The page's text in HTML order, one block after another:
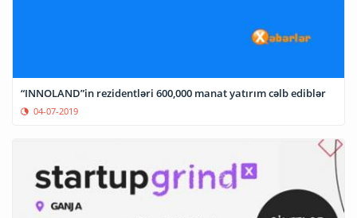
“INNOLAND”in rezidentləri 600,000 manat yatırım cəlb ediblər
04-07-2019